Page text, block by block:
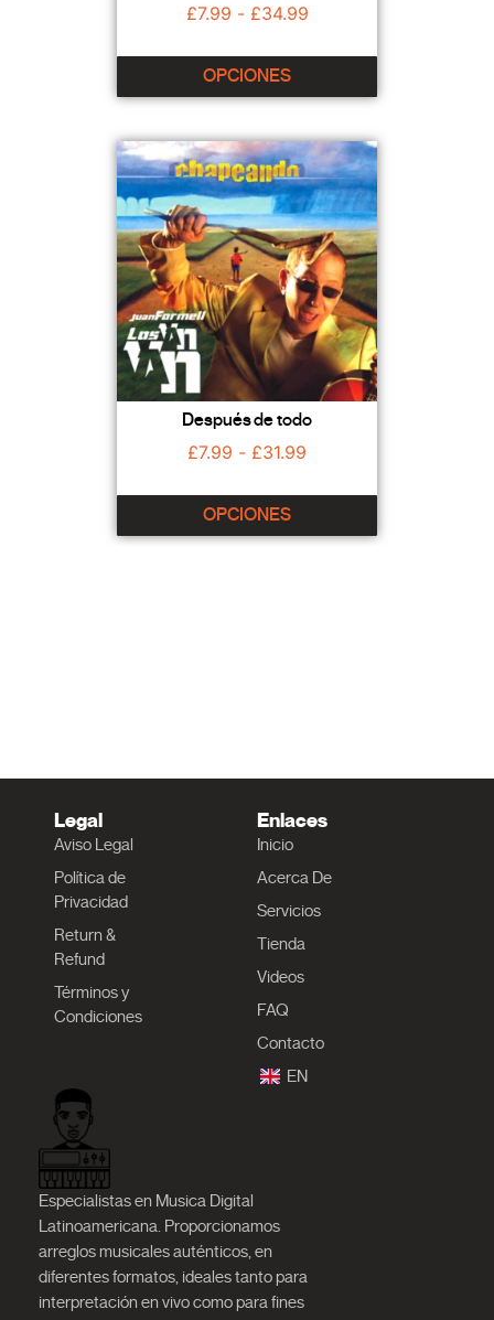
£7.99 - £34.99
OPCIONES
Después de todo
£7.99 - £31.99
OPCIONES
Enlaces
Inicio
Acerca De
Servicios
Tienda
Videos
FAQ
Contacto
EN
Legal
Aviso Legal
Política de
Privacidad
Return &
Refund
Términos y
Condiciones
Especialistas en Musica Digital
Latinoamericana. Proporcionamos
arreglos musicales auténticos, en
diferentes formatos, ideales tanto para
interpretación en vivo como para fines